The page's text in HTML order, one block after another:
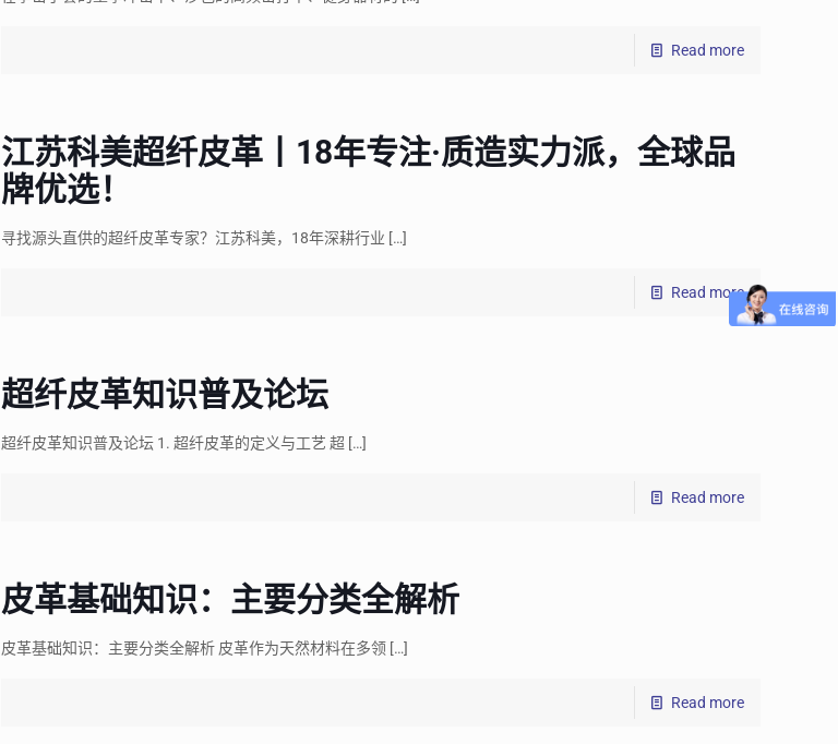
Read more
江苏科美超纤皮革丨18年专注·质造实力派，全球品
牌优选！
寻找源头直供的超纤皮革专家？江苏科美，18年深耕行业 […]
Read more
超纤皮革知识普及论坛
超纤皮革知识普及论坛 1. 超纤皮革的定义与工艺 超 […]
Read more
皮革基础知识：主要分类全解析
皮革基础知识：主要分类全解析 皮革作为天然材料在多领[…]
Read more